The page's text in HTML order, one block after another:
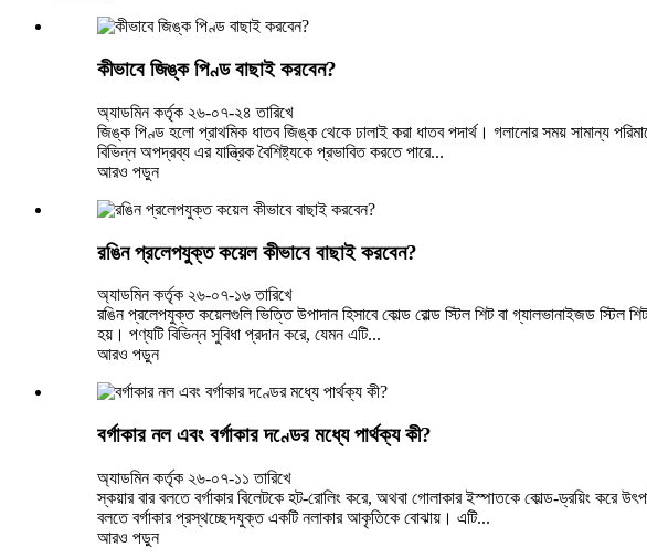
কীভাবে জিঙ্ক পিণ্ড বাছাই করবেন?
অ্যাডমিন কর্তৃক ২৬-০৭-২৪ তারিখে
জিঙ্ক পিণ্ড হলো প্রাথমিক ধাতব জিঙ্ক থেকে ঢালাই করা ধাতব পদার্থ। গলানোর সময় সামান্য
বিভিন্ন অপদ্রব্য এর যান্ত্রিক বৈশিষ্ট্যকে প্রভাবিত করতে পারে...
আরও পড়ুন
রঙিন প্রলেপযুক্ত কয়েল কীভাবে বাছাই করবেন?
অ্যাডমিন কর্তৃক ২৬-০৭-১৬ তারিখে
রঙিন প্রলেপযুক্ত কয়েলগুলি ভিত্তি উপাদান হিসাবে কোল্ড রোল্ড স্টিল শিট বা গ্যালভানাইজড স্টিল
হয়। পণ্যটি বিভিন্ন সুবিধা প্রদান করে, যেমন এটি...
আরও পড়ুন
বর্গাকার নল এবং বর্গাকার দণ্ডের মধ্যে পার্থক্য কী?
অ্যাডমিন কর্তৃক ২৬-০৭-১১ তারিখে
স্কয়ার বার বলতে বর্গাকার বিলেটকে হট-রোলিং করে, অথবা গোলাকার ইস্পাতকে কোল্ড-ড্রয়িং করে
বলতে বর্গাকার প্রস্থচ্ছেদযুক্ত একটি নলাকার আকৃতিকে বোঝায়। এটি...
আরও পড়ুন